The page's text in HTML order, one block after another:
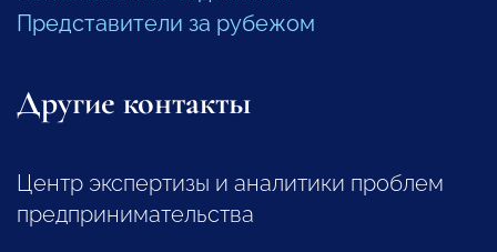
Представители за рубежом
Другие контакты
Центр экспертизы и аналитики проблем
предпринимательства